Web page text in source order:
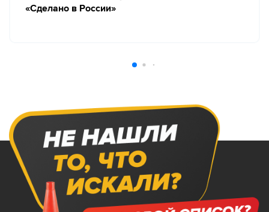
«Сделано в России»